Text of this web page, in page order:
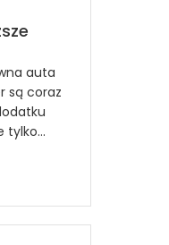
auta
są coraz
tylko...